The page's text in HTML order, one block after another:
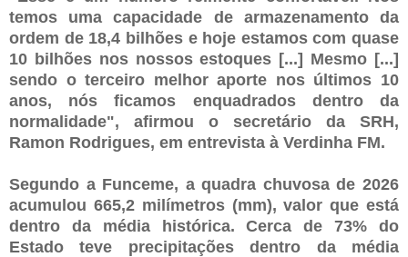
temos uma capacidade de armazenamento da
ordem de 18,4 bilhões e hoje estamos com quase
10 bilhões nos nossos estoques [...] Mesmo [...]
sendo o terceiro melhor aporte nos últimos 10
anos, nós ficamos enquadrados dentro da
normalidade", afirmou o secretário da SRH,
Ramon Rodrigues, em entrevista à Verdinha FM.
Segundo a Funceme, a quadra chuvosa de 2026
acumulou 665,2 milímetros (mm), valor que está
dentro da média histórica. Cerca de 73% do
Estado teve precipitações dentro da média